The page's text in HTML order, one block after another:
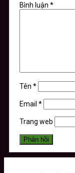
Bình luận *
Tên *
Email *
Trang web